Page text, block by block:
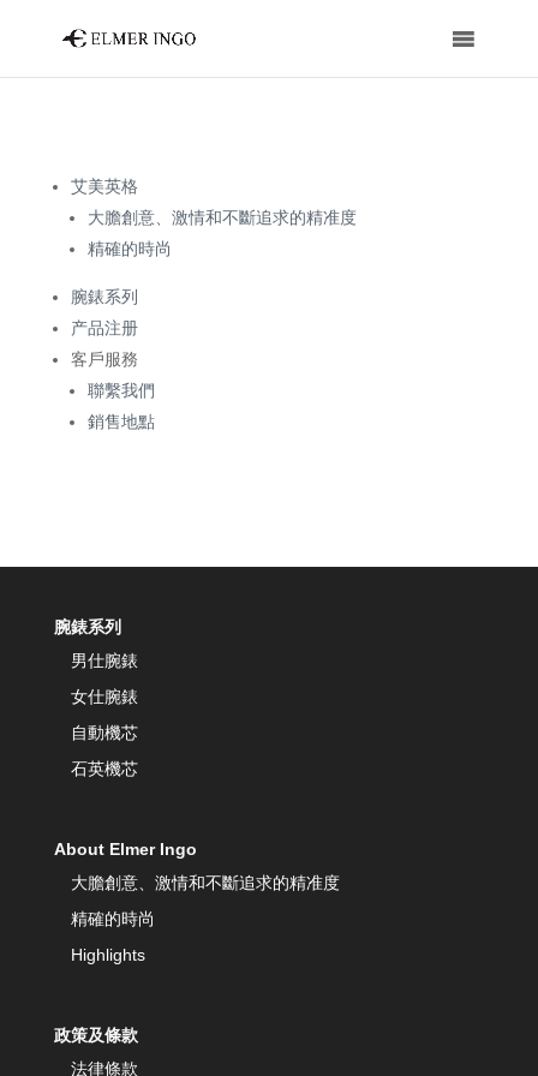
艾美英格
大膽創意、激情和不斷追求的精准度
精確的時尚
腕錶系列
产品注册
客戶服務
聯繫我們
銷售地點
腕錶系列
男仕腕錶
女仕腕錶
自動機芯
石英機芯
About Elmer Ingo
大膽創意、激情和不斷追求的精准度
精確的時尚
Highlights
政策及條款
法律條款